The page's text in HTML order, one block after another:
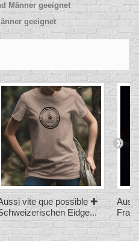
Männer geeignet
geeignet
vite que possible ✚
Eidge...
Frau